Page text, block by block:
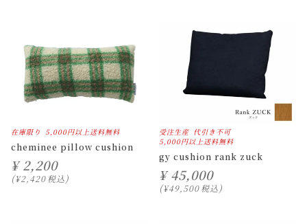
在庫限り 5,000円以上送料無料
cheminee pillow cushion
¥ 2,200
¥2,420税込
受注生産 代引き不可
5,000円以上送料無料
gy cushion rank zuck
¥ 45,000
¥49,500税込